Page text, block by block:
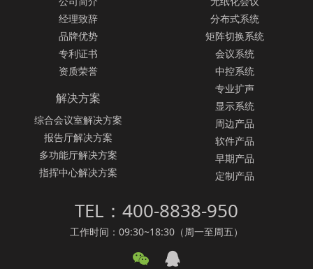
经理致辞
品牌优势
专利证书
资质荣誉
分布式系统
矩阵切换系统
会议系统
中控系统
专业扩声
显示系统
周边产品
软件产品
早期产品
定制产品
解决方案
综合会议室解决方案
报告厅解决方案
多功能厅解决方案
指挥中心解决方案
TEL：400-8838-950
工作时间：09:30~18:30（周一至周五）